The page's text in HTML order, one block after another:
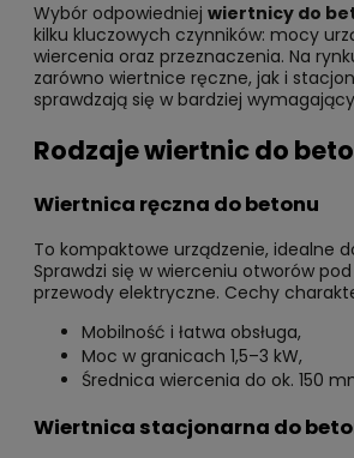
Wybór odpowiedniej wiertnicy do
kilku kluczowych czynników: mocy
wiercenia oraz przeznaczenia. Na
zarówno wiertnice ręczne, jak i
sprawdzają się w bardziej
Rodzaje wiertnic do
Wiertnica ręczna do betonu
To kompaktowe urządzenie, idealne
Sprawdzi się w wierceniu otworów
przewody elektryczne. Cechy
Mobilność i łatwa obsługa,
Moc w granicach 1,5–3 kW,
Średnica wiercenia do ok. 150
Wiertnica stacjonarna do